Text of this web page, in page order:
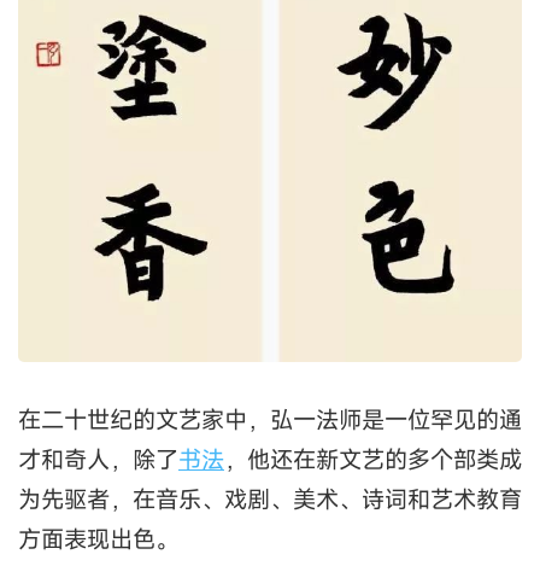
在二十世纪的文艺家中，弘一法师是一位罕见的通
才和奇人，除了书法，他还在新文艺的多个部类成
为先驱者，在音乐、戏剧、美术、诗词和艺术教育
方面表现出色。